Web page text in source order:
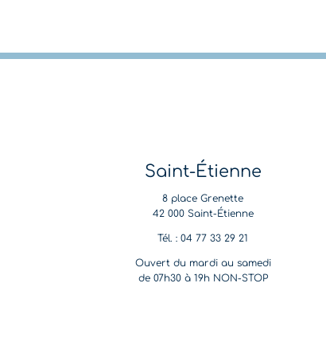
Saint-Étienne
8 place Grenette
42 000 Saint-Étienne
Tél. : 04 77 33 29 21
Ouvert du mardi au samedi
de 07h30 à 19h NON-STOP